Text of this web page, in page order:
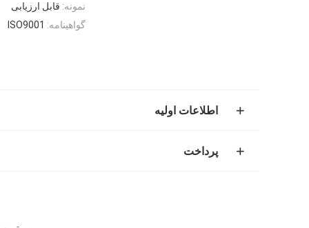
نمونه: قابل ارزیابی
گواهینامه: ISO9001
اطلاعات اولیه
پرداخت